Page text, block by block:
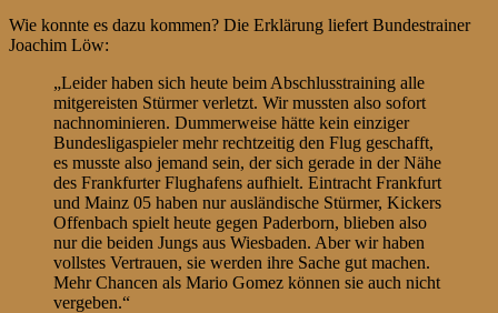
Wie konnte es dazu kommen? Die Erklärung liefert Bundestrainer
Joachim Löw:
„Leider haben sich heute beim Abschlusstraining alle
mitgereisten Stürmer verletzt. Wir mussten also sofort
nachnominieren. Dummerweise hätte kein einziger
Bundesligaspieler mehr rechtzeitig den Flug geschafft,
es musste also jemand sein, der sich gerade in der Nähe
des Frankfurter Flughafens aufhielt. Eintracht Frankfurt
und Mainz 05 haben nur ausländische Stürmer, Kickers
Offenbach spielt heute gegen Paderborn, blieben also
nur die beiden Jungs aus Wiesbaden. Aber wir haben
vollstes Vertrauen, sie werden ihre Sache gut machen.
Mehr Chancen als Mario Gomez können sie auch nicht
vergeben.“